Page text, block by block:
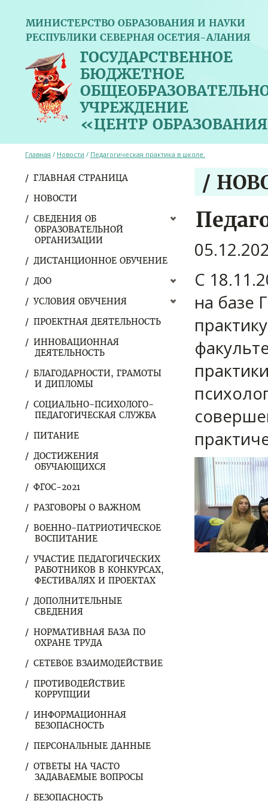
МИНИСТЕРСТВО ОБРАЗОВАНИЯ И НАУКИ
РЕСПУБЛИКИ СЕВЕРНАЯ ОСЕТИЯ-АЛАНИЯ
ГОСУДАРСТВЕННОЕ
БЮДЖЕТНОЕ
УЧРЕЖДЕНИЕ
«ЦЕНТР
ГЛАВНАЯ СТРАНИЦА
НОВОСТИ
СВЕДЕНИЯ ОБ
ОБРАЗОВАТЕЛЬНОЙ
ОРГАНИЗАЦИИ
ДИСТАНЦИОННОЕ ОБУЧЕНИЕ
ДОО
УСЛОВИЯ ОБУЧЕНИЯ
ПРОЕКТНАЯ ДЕЯТЕЛЬНОСТЬ
ИННОВАЦИОННАЯ
ДЕЯТЕЛЬНОСТЬ
БЛАГОДАРНОСТИ, ГРАМОТЫ
И ДИПЛОМЫ
СОЦИАЛЬНО-ПСИХОЛОГО-
ПЕДАГОГИЧЕСКАЯ СЛУЖБА
ПИТАНИЕ
ДОСТИЖЕНИЯ
ОБУЧАЮЩИХСЯ
ФГОС-2021
РАЗГОВОРЫ О ВАЖНОМ
ВОЕННО-ПАТРИОТИЧЕСКОЕ
ВОСПИТАНИЕ
УЧАСТИЕ ПЕДАГОГИЧЕСКИХ
РАБОТНИКОВ В КОНКУРСАХ,
ФЕСТИВАЛЯХ И ПРОЕКТАХ
ДОПОЛНИТЕЛЬНЫЕ
СВЕДЕНИЯ
НОРМАТИВНАЯ БАЗА ПО
ОХРАНЕ ТРУДА
СЕТЕВОЕ ВЗАИМОДЕЙСТВИЕ
ПРОТИВОДЕЙСТВИЕ
КОРРУПЦИИ
ИНФОРМАЦИОННАЯ
БЕЗОПАСНОСТЬ
ПЕРСОНАЛЬНЫЕ ДАННЫЕ
ОТВЕТЫ НА ЧАСТО
ЗАДАВАЕМЫЕ ВОПРОСЫ
БЕЗОПАСНОСТЬ
Главная / Новости / Педагогическая практика в школе.
/
С
на базе